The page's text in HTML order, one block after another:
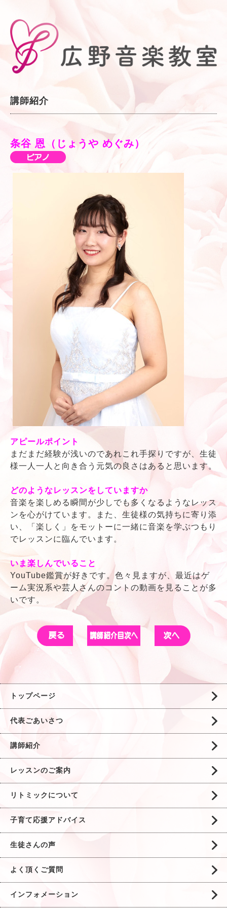
講師紹介
条谷 恩（じょうや めぐみ）
アピールポイント
まだまだ経験が浅いのであれこれ手探りですが、生徒
様一人一人と向き合う元気の良さはあると思います。
どのようなレッスンをしていますか
音楽を楽しめる瞬間が少しでも多くなるようなレッス
ンを心がけています。また、生徒様の気持ちに寄り添
い、「楽しく」をモットーに一緒に音楽を学ぶつもり
でレッスンに臨んでいます。
いま楽しんでいること
YouTube鑑賞が好きです。色々見ますが、最近はゲ
ーム実況系や芸人さんのコントの動画を見ることが多
いです。
トップページ
代表ごあいさつ
講師紹介
レッスンのご案内
リトミックについて
子育て応援アドバイス
生徒さんの声
よく頂くご質問
インフォメーション